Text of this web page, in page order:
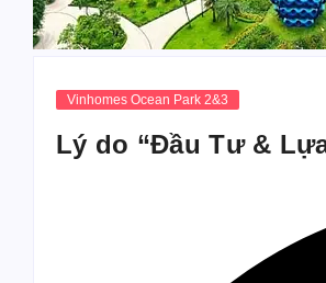
Vinhomes Ocean Park 2&3
Lý do “Đầu Tư &